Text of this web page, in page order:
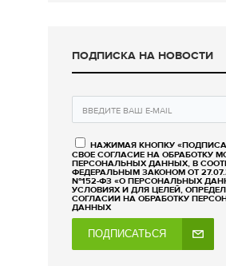
ПОДПИСКА НА НОВОСТИ
НАЖИМАЯ КНОПКУ
СВОЕ СОГЛАСИЕ НА ОБРАБОТКУ
ПЕРСОНАЛЬНЫХ ДАННЫХ, В
ФЕДЕРАЛЬНЫМ ЗАКОНОМ ОТ
№152-ФЗ «О ПЕРСОНАЛЬНЫХ
УСЛОВИЯХ И ДЛЯ ЦЕЛЕЙ,
СОГЛАСИИ НА ОБРАБОТКУ
ДАННЫХ
ПОДПИСАТЬСЯ